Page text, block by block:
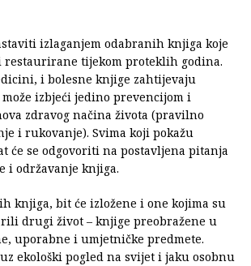
izlaganjem odabranih knjiga koje
restaurirane tijekom proteklih godina.
i bolesne knjige zahtijevaju
izbjeći jedino prevencijom i
zdravog načina života (pravilno
i rukovanje). Svima koji pokažu
će se odgovoriti na postavljena pitanja
i održavanje knjiga.
knjiga, bit će izložene i one kojima su
drugi život – knjige preobražene u
uporabne i umjetničke predmete.
uz ekološki pogled na svijet i jaku osobnu